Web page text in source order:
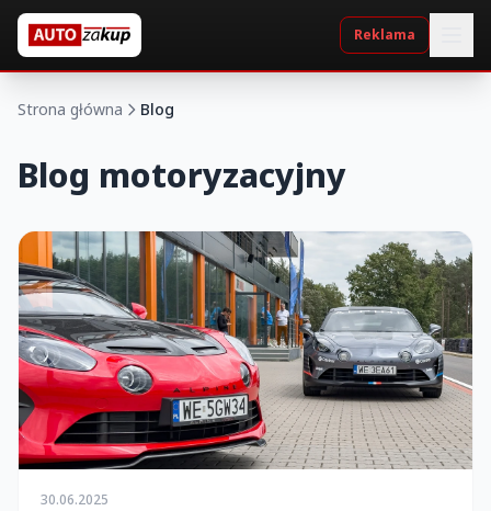
Reklama
Strona główna Blog
Blog motoryzacyjny
30.06.2025